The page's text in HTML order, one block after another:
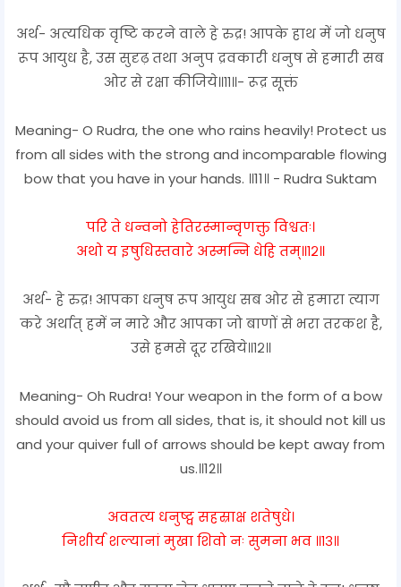
अर्थ- अत्यधिक वृष्टि करने वाले हे रुद्र! आपके हाथ में जो धनुष
रूप आयुध है, उस सुदृढ़ तथा अनुप द्रवकारी धनुष से हमारी सब
ओर से रक्षा कीजिये॥११॥- रूद्र सूक्तं
Meaning- O Rudra, the one who rains heavily! Protect us
from all sides with the strong and incomparable flowing
bow that you have in your hands. ॥11॥ - Rudra Suktam
परि ते धन्वनो हेतिरस्मान्वृणक्तु विश्वतः।
अथो य इषुधिस्तवारे अस्मन्नि धेहि तम्॥१२॥
अर्थ- हे रुद्र! आपका धनुष रूप आयुध सब ओर से हमारा त्याग
करे अर्थात् हमें न मारे और आपका जो बाणों से भरा तरकश है,
उसे हमसे दूर रखिये॥१२॥
Meaning- Oh Rudra! Your weapon in the form of a bow
should avoid us from all sides, that is, it should not kill us
and your quiver full of arrows should be kept away from
us.॥12॥
अवतत्य धनुष्ट्व सहस्राक्ष शतेषुधे।
निशीर्य शल्यानां मुखा शिवो नः सुमना भव ॥१३॥